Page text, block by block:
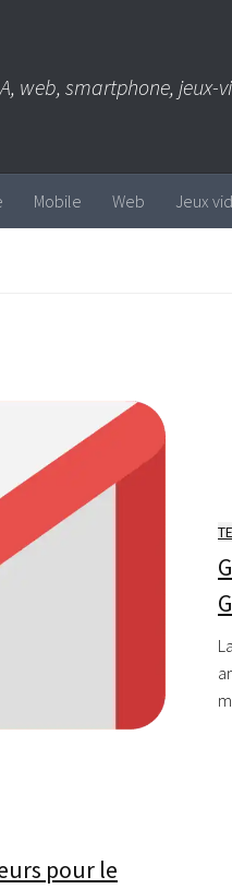
web, smartphone, jeux-
Mobile Web Jeux
pour le